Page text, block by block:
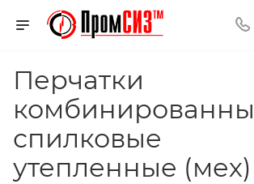
Перчатки
спилковые
утепленные (мех)